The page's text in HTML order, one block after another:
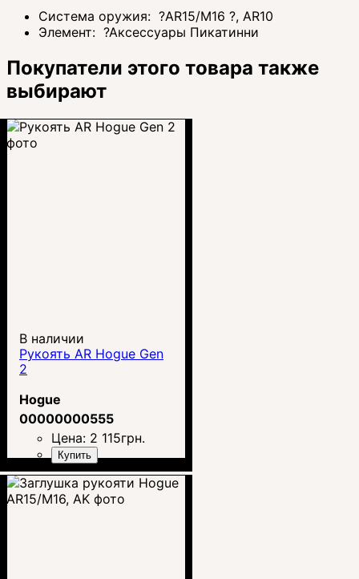
Система оружия: ?AR15/M16 ?, AR10
Элемент: ?Аксессуары Пикатинни
Покупатели этого товара также
выбирают
В наличии
Рукоять AR Hogue Gen
2
Hogue
00000000555
Цена: 2 115грн.
Купить